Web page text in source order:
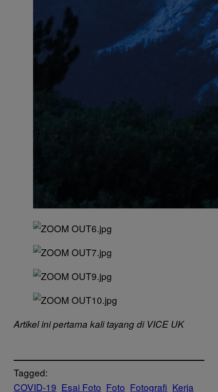
Artikel ini pertama kali tayang di VICE UK
Tagged:
COVID-19 Esai Foto Foto Fotografi Kerja